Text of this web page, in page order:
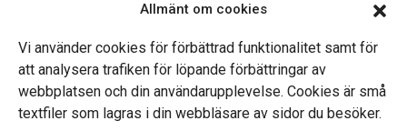
Allmänt om cookies
Vi använder cookies för förbättrad funktionalitet samt för
att analysera trafiken för löpande förbättringar av
webbplatsen och din användarupplevelse. Cookies är små
textfiler som lagras i din webbläsare av sidor du besöker.
Telefonjour dygnet runt.